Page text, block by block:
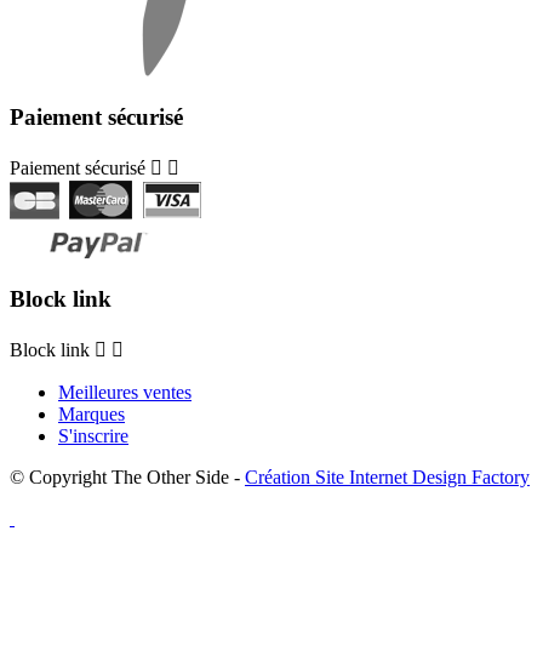
Paiement sécurisé
Paiement sécurisé  
Block link
Block link  
Meilleures ventes
Marques
S'inscrire
© Copyright The Other Side - Création Site Internet Design Factory